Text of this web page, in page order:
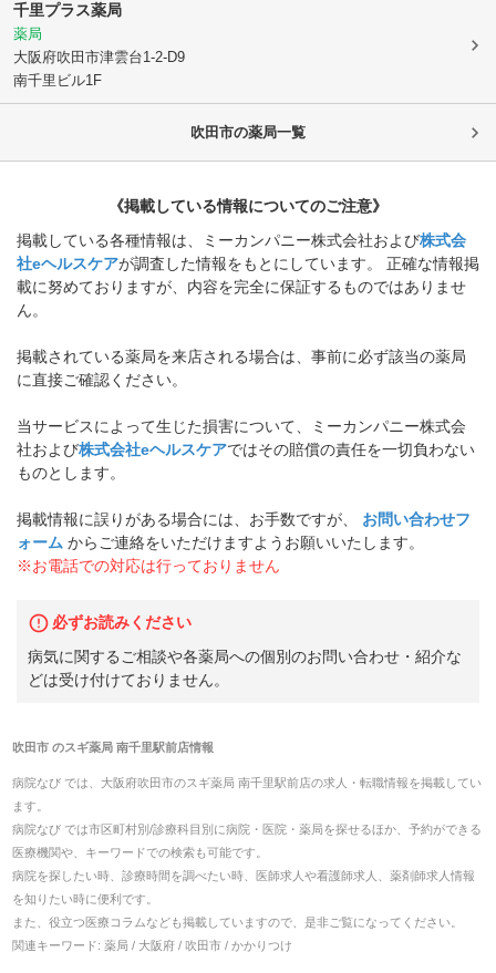
千里プラス薬局
薬局
大阪府吹田市津雲台1-2-D9
南千里ビル1F
吹田市の薬局一覧
《掲載している情報についてのご注意》
掲載している各種情報は、ミーカンパニー株式会社および株式会
社eヘルスケアが調査した情報をもとにしています。 正確な情報掲
載に努めておりますが、内容を完全に保証するものではありませ
ん。
掲載されている薬局を来店される場合は、事前に必ず該当の薬局
に直接ご確認ください。
当サービスによって生じた損害について、ミーカンパニー株式会
社および株式会社eヘルスケアではその賠償の責任を一切負わない
ものとします。
掲載情報に誤りがある場合には、お手数ですが、
お問い合わせフ
ォーム からご連絡をいただけますようお願いいたします。
※お電話での対応は行っておりません
必ずお読みください
病気に関するご相談や各薬局への個別のお問い合わせ・紹介な
どは受け付けておりません。
吹田市のスギ薬局 南千里駅前店情報
病院なび では、 大阪府吹田市のスギ薬局 南千里駅前店の求人・転職情報を掲載してい
ます。
病院なび では市区町村別/診療科目別に病院・医院・薬局を探せるほか、予約ができる
医療機関や、キーワードでの検索も可能です。
病院を探したい時、診療時間を調べたい時、医師求人や看護師求人、薬剤師求人情報
を知りたい時に便利です。
また、役立つ医療コラムなども掲載していますので、是非ご覧になってください。
関連キーワード: 薬局 / 大阪府 / 吹田市 / かかりつけ